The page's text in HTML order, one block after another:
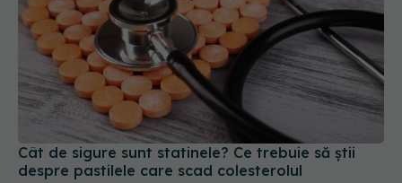
Cât de sigure sunt statinele? Ce trebuie să știi
despre pastilele care scad colesterolul
08 iul 2026, 09:22